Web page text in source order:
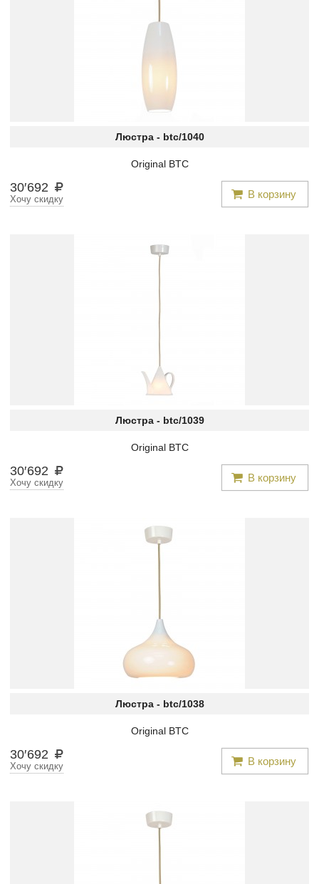
Люстра - btc/1040
Original BTC
30′692 В корзину
Хочу скидку
Люстра - btc/1039
Original BTC
30′692 В корзину
Хочу скидку
Люстра - btc/1038
Original BTC
30′692 В корзину
Хочу скидку